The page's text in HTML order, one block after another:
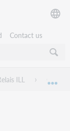
Contact us
ILL Get